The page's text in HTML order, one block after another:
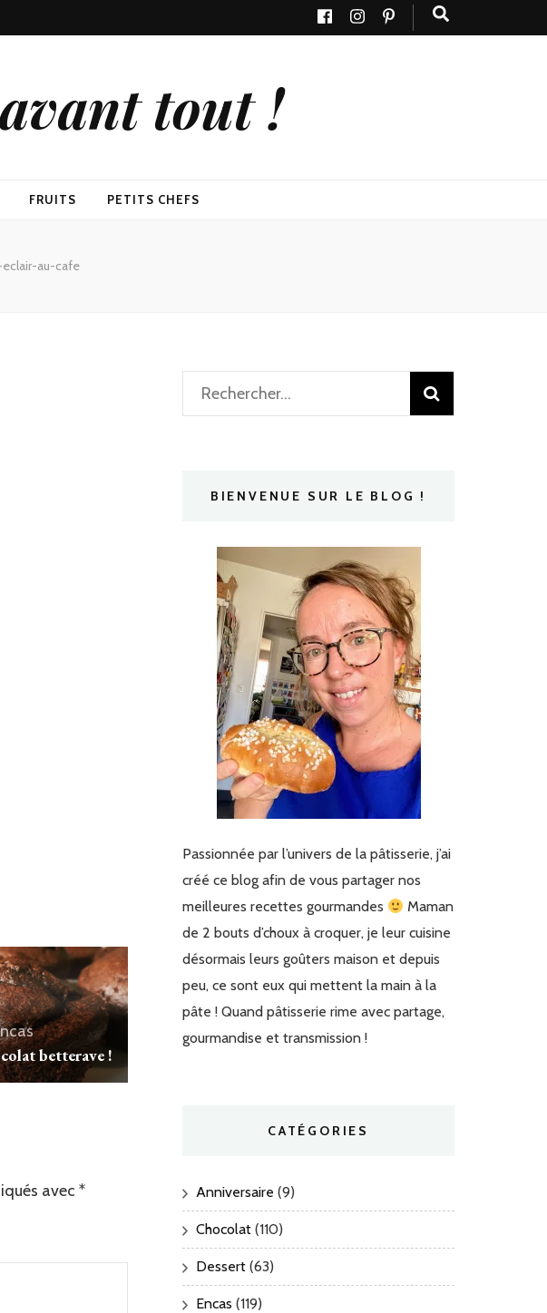
tout !
FRUITS PETITS CHEFS
au-cafe
betterave !
avec *
Rechercher :
BIENVENUE SUR LE BLOG !
Passionnée par l’univers de la pâtisserie, j’ai
créé ce blog afin de vous partager nos
meilleures recettes gourmandes
Maman
de 2 bouts d’choux à croquer, je leur cuisine
désormais leurs goûters maison et depuis
peu, ce sont eux qui mettent la main à la
pâte ! Quand pâtisserie rime avec partage,
gourmandise et transmission !
CATÉGORIES
Anniversaire (9)
Chocolat (110)
Dessert (63)
Encas (119)